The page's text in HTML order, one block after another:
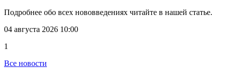
Подробнее обо всех нововведениях читайте в нашей статье.
04 августа 2026 10:00
1
Все новости